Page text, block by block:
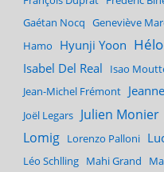
Gaétan Nocq Geneviève
Hamo Hyunji Yoon
Isabel Del Real Isao
Jean-Michel Frémont
Joël Legars Julien Monier
Lomig Lorenzo Palloni
Léo Schlling Mahi Grand